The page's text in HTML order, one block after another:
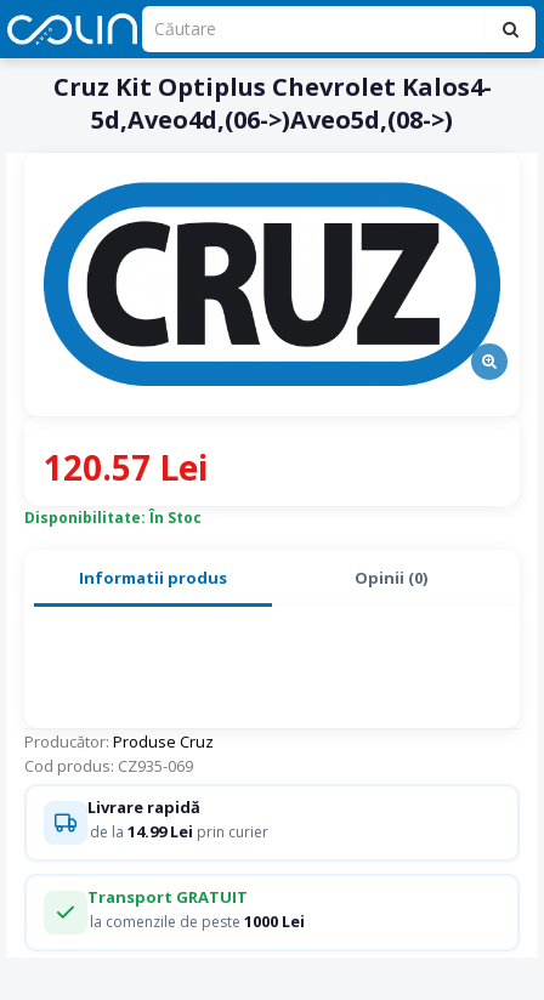
Cruz Kit Optiplus Chevrolet Kalos4-
5d,Aveo4d,(06->)Aveo5d,(08->)
Informatii produs Opinii (0)
Producător: Produse Cruz
Cod produs: CZ935-069
Disponibilitate: În Stoc
120.57 Lei
Livrare rapidă
de la 14.99 Lei prin curier
Transport GRATUIT
la comenzile de peste 1000 Lei